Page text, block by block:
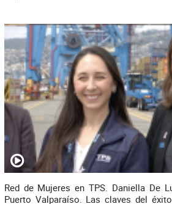
Red de Mujeres en TPS. Daniella De
Puerto Valparaíso. Las claves del